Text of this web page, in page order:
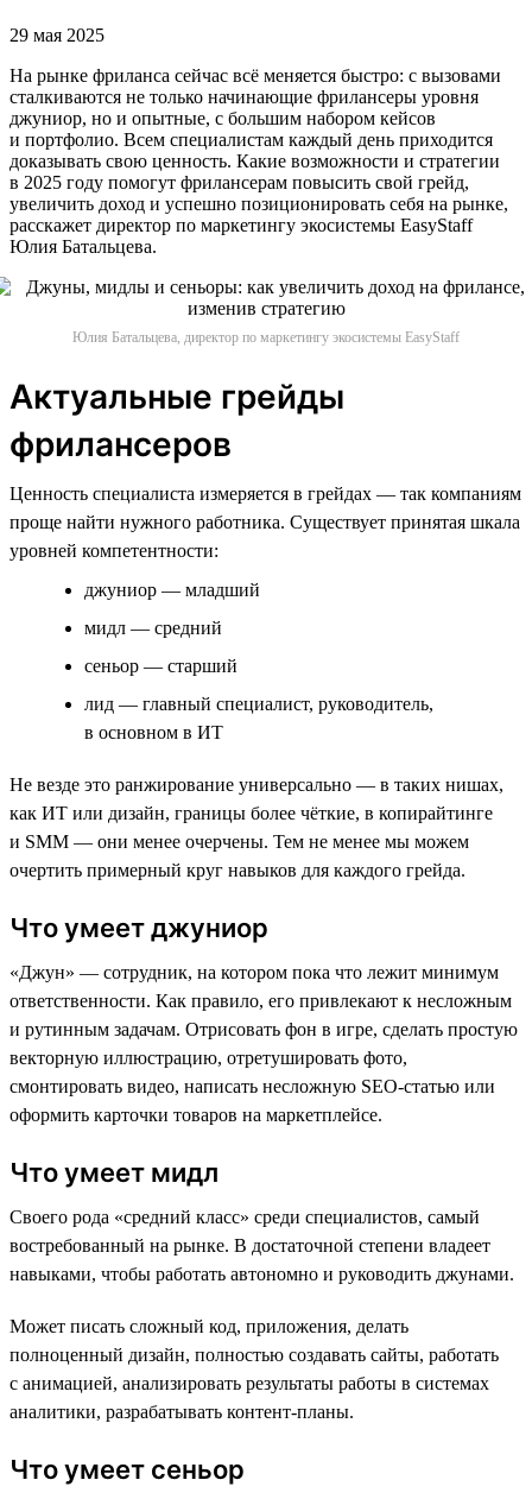
29 мая 2025
На рынке фриланса сейчас всё меняется быстро: с вызовами
сталкиваются не только начинающие фрилансеры уровня
джуниор, но и опытные, с большим набором кейсов
и портфолио. Всем специалистам каждый день приходится
доказывать свою ценность. Какие возможности и стратегии
в 2025 году помогут фрилансерам повысить свой грейд,
увеличить доход и успешно позиционировать себя на рынке,
расскажет директор по маркетингу экосистемы EasyStaff
Юлия Батальцева.
Юлия Батальцева, директор по маркетингу экосистемы EasyStaff
Актуальные грейды
фрилансеров
Ценность специалиста измеряется в грейдах — так компаниям
проще найти нужного работника. Существует принятая шкала
уровней компетентности:
джуниор — младший
мидл — средний
сеньор — старший
лид — главный специалист, руководитель,
в основном в ИТ
Не везде это ранжирование универсально — в таких нишах,
как ИТ или дизайн, границы более чёткие, в копирайтинге
и SMM — они менее очерчены. Тем не менее мы можем
очертить примерный круг навыков для каждого грейда.
Что умеет джуниор
«Джун» — сотрудник, на котором пока что лежит минимум
ответственности. Как правило, его привлекают к несложным
и рутинным задачам. Отрисовать фон в игре, сделать простую
векторную иллюстрацию, отретушировать фото,
смонтировать видео, написать несложную SEO-статью или
оформить карточки товаров на маркетплейсе.
Что умеет мидл
Своего рода «средний класс» среди специалистов, самый
востребованный на рынке. В достаточной степени владеет
навыками, чтобы работать автономно и руководить джунами.
Может писать сложный код, приложения, делать
полноценный дизайн, полностью создавать сайты, работать
с анимацией, анализировать результаты работы в системах
аналитики, разрабатывать контент-планы.
Что умеет сеньор